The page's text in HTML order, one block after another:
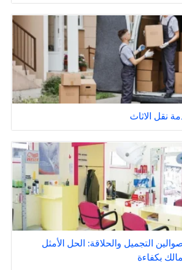
نقل الاثاث
التجميل والحلاقة: الحل الأمثل
بكفاءة